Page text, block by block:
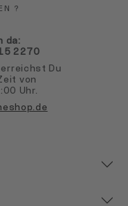
?
da:
2270
Du
von
Uhr.